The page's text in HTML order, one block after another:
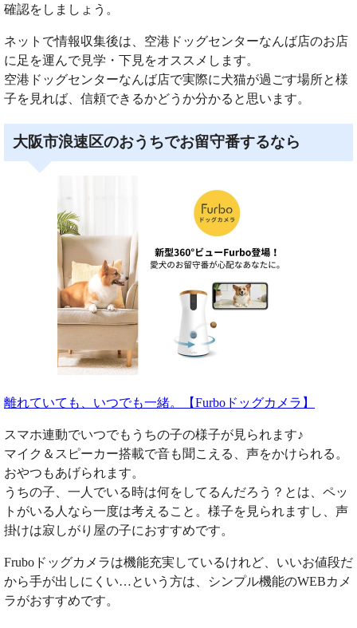
確認をしましょう。
ネットで情報収集後は、空港ドッグセンターなんば店のお店
に足を運んで見学・下見をオススメします。
空港ドッグセンターなんば店で実際に犬猫が過ごす場所と様
子を見れば、信頼できるかどうか分かると思います。
大阪市浪速区のおうちでお留守番するなら
離れていても、いつでも一緒。【Furboドッグカメラ】
スマホ連動でいつでもうちの子の様子が見られます♪
マイク＆スピーカー搭載で音も聞こえる、声をかけられる。
おやつもあげられます。
うちの子、一人でいる時は何をしてるんだろう？とは、ペッ
トがいる人なら一度は考えること。様子を見られますし、声
掛けは寂しがり屋の子におすすめです。
Fruboドッグカメラは機能充実しているけれど、いいお値段だ
から手が出しにくい…という方は、シンプル機能のWEBカメ
ラがおすすめです。